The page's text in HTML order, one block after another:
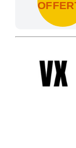
Achetez 4